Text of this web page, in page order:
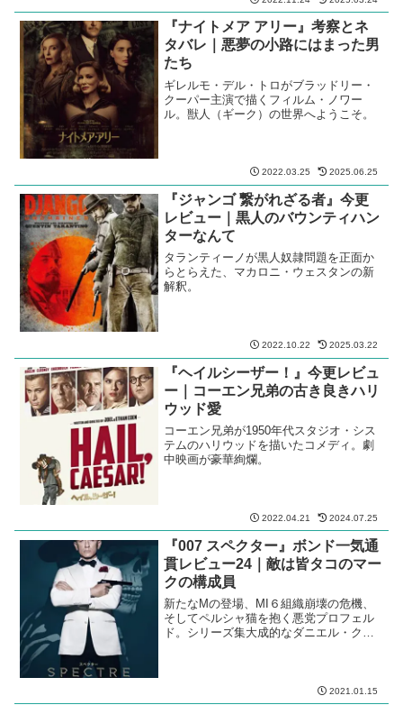
『ナイトメア アリー』考察とネ
タバレ｜悪夢の小路にはまった男
たち
ギレルモ・デル・トロがブラッドリー・
クーパー主演で描くフィルム・ノワー
ル。獣人（ギーク）の世界へようこそ。
2022.03.25 2025.06.25
『ジャンゴ 繋がれざる者』今更
レビュー｜黒人のバウンティハン
ターなんて
タランティーノが黒人奴隷問題を正面か
らとらえた、マカロニ・ウェスタンの新
解釈。
2022.10.22 2025.03.22
『ヘイルシーザー！』今更レビュ
ー｜コーエン兄弟の古き良きハリ
ウッド愛
コーエン兄弟が1950年代スタジオ・シス
テムのハリウッドを描いたコメディ。劇
中映画が豪華絢爛。
2022.04.21 2024.07.25
『007 スペクター』ボンド一気通
貫レビュー24｜敵は皆タコのマー
クの構成員
新たなMの登場、MI６組織崩壊の危機、
そしてペルシャ猫を抱く悪党プロフェル
ド。シリーズ集大成的なダニエル・クレ
2021.01.15